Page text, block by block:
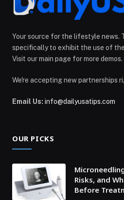
Your source for the lifestyle news.
specifically to exhibit the use of
Visit our main page for more demos.
We're accepting new partnerships
Email Us: info@dailyusatips.com
OUR PICKS
Risks, and
Before